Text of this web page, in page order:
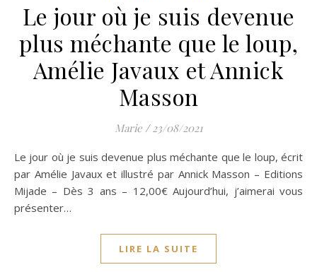
Le jour où je suis devenue
plus méchante que le loup,
Amélie Javaux et Annick
Masson
Marie / 23/08/2021
Le jour où je suis devenue plus méchante que le loup, écrit
par Amélie Javaux et illustré par Annick Masson – Editions
Mijade – Dès 3 ans – 12,00€ Aujourd’hui, j’aimerai vous
présenter…
LIRE LA SUITE